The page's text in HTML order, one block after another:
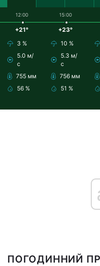
12:00
+21°
3 %
5.0 м/
с
755 мм
56 %
15:00
+23°
10 %
5.3 м/
с
756 мм
51 %
ПОГОДИННИЙ